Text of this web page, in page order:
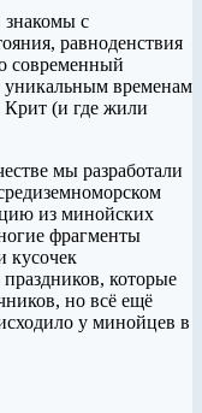
знакомы с
равноденствия
современный
уникальным временам
Крит (и где жили
мы разработали
из минойских
фрагменты
кусочек
которые
но всё ещё
у минойцев в